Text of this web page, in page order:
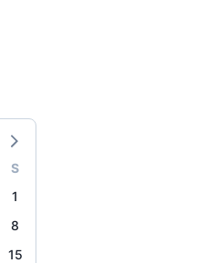
S
1
8
15